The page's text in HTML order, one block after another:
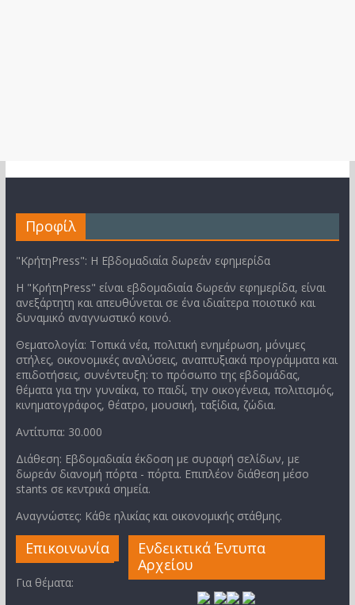
Προφίλ
"ΚρήτηPress": Η Εβδομαδιαία δωρεάν εφημερίδα
Η "ΚρήτηPress" είναι εβδομαδιαία δωρεάν εφημερίδα, είναι
ανεξάρτητη και απευθύνεται σε ένα ιδιαίτερα ποιοτικό και
δυναμικό αναγνωστικό κοινό.
Θεματολογία: Τοπικά νέα, πολιτική ενημέρωση, μόνιμες
στήλες, οικονομικές αναλύσεις, αναπτυξιακά προγράμματα και
επιδοτήσεις, συνέντευξη: το πρόσωπο της εβδομάδας,
θέματα για την γυναίκα, το παιδί, την οικογένεια, πολιτισμός,
κινηματογράφος, θέατρο, μουσική, ταξίδια, ζώδια.
Αντίτυπα: 30.000
Διάθεση: Εβδομαδιαία έκδοση με συραφή σελίδων, με
δωρεάν διανομή πόρτα - πόρτα. Επιπλέον διάθεση μέσο
stants σε κεντρικά σημεία.
Αναγνώστες: Κάθε ηλικίας και οικονομικής στάθμης.
Επικοινωνία
Για θέματα:
Ενδεικτικά Έντυπα
Αρχείου